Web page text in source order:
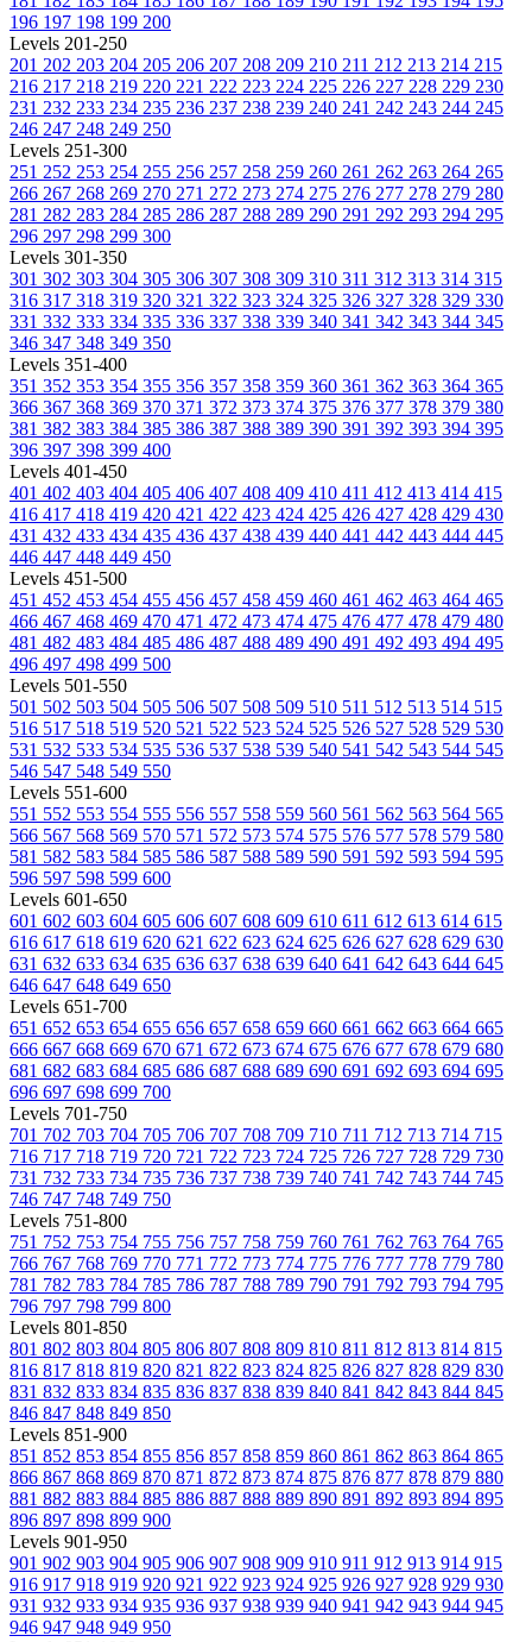
196 197 198 199 200
Levels 201-250
201 202 203 204 205 206 207 208 209 210 211 212 213 214 215
216 217 218 219 220 221 222 223 224 225 226 227 228 229 230
231 232 233 234 235 236 237 238 239 240 241 242 243 244 245
246 247 248 249 250
Levels 251-300
251 252 253 254 255 256 257 258 259 260 261 262 263 264 265
266 267 268 269 270 271 272 273 274 275 276 277 278 279 280
281 282 283 284 285 286 287 288 289 290 291 292 293 294 295
296 297 298 299 300
Levels 301-350
301 302 303 304 305 306 307 308 309 310 311 312 313 314 315
316 317 318 319 320 321 322 323 324 325 326 327 328 329 330
331 332 333 334 335 336 337 338 339 340 341 342 343 344 345
346 347 348 349 350
Levels 351-400
351 352 353 354 355 356 357 358 359 360 361 362 363 364 365
366 367 368 369 370 371 372 373 374 375 376 377 378 379 380
381 382 383 384 385 386 387 388 389 390 391 392 393 394 395
396 397 398 399 400
Levels 401-450
401 402 403 404 405 406 407 408 409 410 411 412 413 414 415
416 417 418 419 420 421 422 423 424 425 426 427 428 429 430
431 432 433 434 435 436 437 438 439 440 441 442 443 444 445
446 447 448 449 450
Levels 451-500
451 452 453 454 455 456 457 458 459 460 461 462 463 464 465
466 467 468 469 470 471 472 473 474 475 476 477 478 479 480
481 482 483 484 485 486 487 488 489 490 491 492 493 494 495
496 497 498 499 500
Levels 501-550
501 502 503 504 505 506 507 508 509 510 511 512 513 514 515
516 517 518 519 520 521 522 523 524 525 526 527 528 529 530
531 532 533 534 535 536 537 538 539 540 541 542 543 544 545
546 547 548 549 550
Levels 551-600
551 552 553 554 555 556 557 558 559 560 561 562 563 564 565
566 567 568 569 570 571 572 573 574 575 576 577 578 579 580
581 582 583 584 585 586 587 588 589 590 591 592 593 594 595
596 597 598 599 600
Levels 601-650
601 602 603 604 605 606 607 608 609 610 611 612 613 614 615
616 617 618 619 620 621 622 623 624 625 626 627 628 629 630
631 632 633 634 635 636 637 638 639 640 641 642 643 644 645
646 647 648 649 650
Levels 651-700
651 652 653 654 655 656 657 658 659 660 661 662 663 664 665
666 667 668 669 670 671 672 673 674 675 676 677 678 679 680
681 682 683 684 685 686 687 688 689 690 691 692 693 694 695
696 697 698 699 700
Levels 701-750
701 702 703 704 705 706 707 708 709 710 711 712 713 714 715
716 717 718 719 720 721 722 723 724 725 726 727 728 729 730
731 732 733 734 735 736 737 738 739 740 741 742 743 744 745
746 747 748 749 750
Levels 751-800
751 752 753 754 755 756 757 758 759 760 761 762 763 764 765
766 767 768 769 770 771 772 773 774 775 776 777 778 779 780
781 782 783 784 785 786 787 788 789 790 791 792 793 794 795
796 797 798 799 800
Levels 801-850
801 802 803 804 805 806 807 808 809 810 811 812 813 814 815
816 817 818 819 820 821 822 823 824 825 826 827 828 829 830
831 832 833 834 835 836 837 838 839 840 841 842 843 844 845
846 847 848 849 850
Levels 851-900
851 852 853 854 855 856 857 858 859 860 861 862 863 864 865
866 867 868 869 870 871 872 873 874 875 876 877 878 879 880
881 882 883 884 885 886 887 888 889 890 891 892 893 894 895
896 897 898 899 900
Levels 901-950
901 902 903 904 905 906 907 908 909 910 911 912 913 914 915
916 917 918 919 920 921 922 923 924 925 926 927 928 929 930
931 932 933 934 935 936 937 938 939 940 941 942 943 944 945
946 947 948 949 950